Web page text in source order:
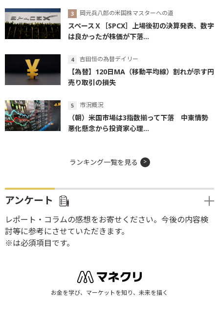
岡元兵八郎の米国株マスターへの道
スペースＸ［SPCX］上場後初の決算発表、数字
は良かったが株価が下落...
吉田恒の為替デイリー
【為替】120日MA（移動平均線）割れが示す円
売り取引の損失
市況概況
（朝）米国市場は3指数揃って下落 中東情勢
悪化懸念から投資家心理...
ランキング一覧を見る
アンケート
レポート・コラムの感想をお寄せください。今後の内容検
討等に参考にさせていただきます。
※は必須項目です。
お金を学び、マーケットを知り、未来を描く